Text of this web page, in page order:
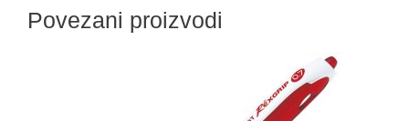
Povezani proizvodi